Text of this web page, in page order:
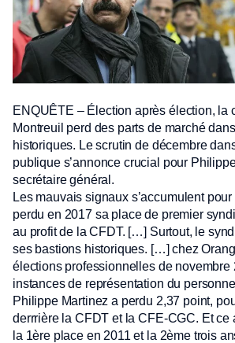
ENQUÊTE – Élection après élection, la
Montreuil perd des parts de marché
historiques. Le scrutin de décembre
publique s’annonce crucial pour
secrétaire général.
Les mauvais signaux s’accumulent
perdu en 2017 sa place de premier
au profit de la CFDT. […] Surtout, le
ses bastions historiques. […] chez
élections professionnelles de novembre
instances de représentation du
Philippe Martinez a perdu 2,37 point,
derrrière la CFDT et la CFE-CGC. Et ce
la 1ère place en 2011 et la 2ème trois